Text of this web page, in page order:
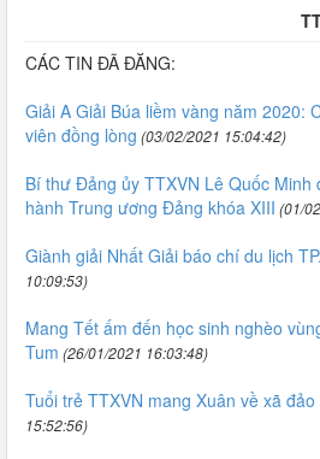
CÁC TIN ĐÃ ĐĂNG:
Giải A Giải Búa liềm vàng năm 2020:
viên đồng lòng (03/02/2021 15:04:42)
Bí thư Đảng ủy TTXVN Lê Quốc Minh
hành Trung ương Đảng khóa XIII (01/
Giành giải Nhất Giải báo chí du lịch
10:09:53)
Mang Tết ấm đến học sinh nghèo
Tum (26/01/2021 16:03:48)
Tuổi trẻ TTXVN mang Xuân về xã
15:52:56)